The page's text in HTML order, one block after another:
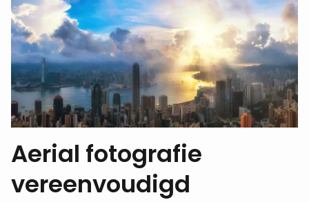
Aerial fotografie
vereenvoudigd